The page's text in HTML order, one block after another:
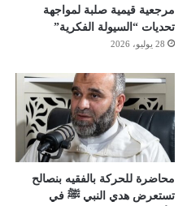
مرجعية قيمية صلبة لمواجهة
تحديات “السيولة الفكرية”
28 يوليو، 2026
محاضرة للحركة بالفقيه بنصالح
تستعرض هدي النبي ﷺ في